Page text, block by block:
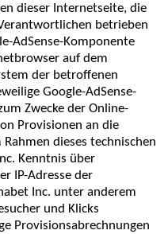
dieser Internetseite, die
betrieben
AdSense-Komponente
auf dem
der betroffenen
Google-AdSense-
Zwecke der Online-
Provisionen an die
dieses technischen
Kenntnis über
IP-Adresse der
Inc. unter anderem
und Klicks
Provisionsabrechnungen